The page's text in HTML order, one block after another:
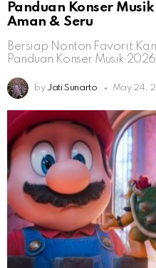
Panduan Konser
Aman & Seru
Bersiap Nonton Favorit
Panduan Konser Musik
by Jati Sunarto May 24,